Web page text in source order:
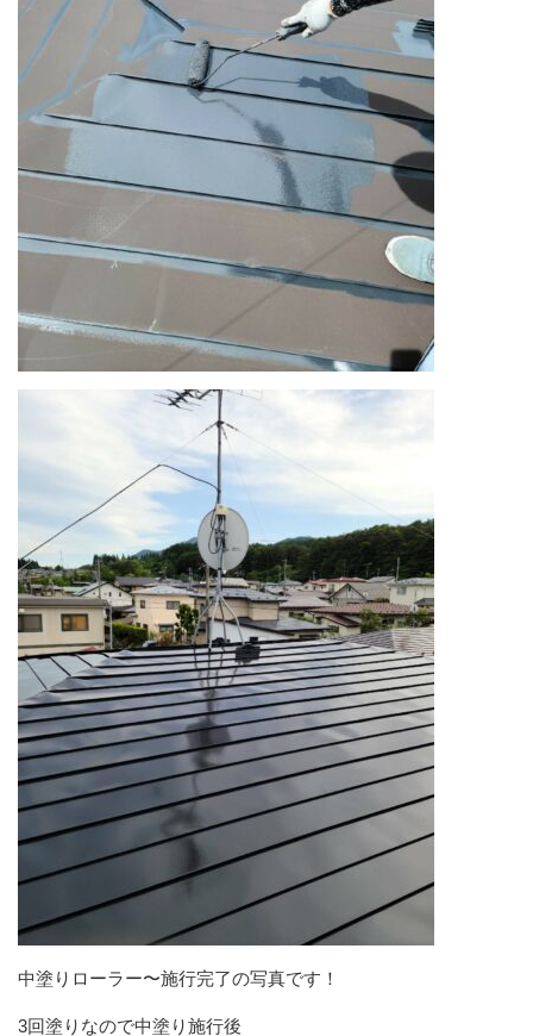
中塗りローラー〜施行完了の写真です！
3回塗りなので中塗り施行後